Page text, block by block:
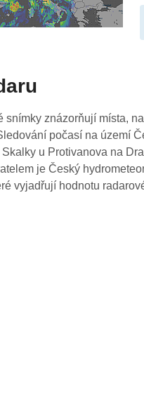
snímky znázorňují místa,
počasí na území
Skalky u Protivanova na
je Český
vyjadřují hodnotu